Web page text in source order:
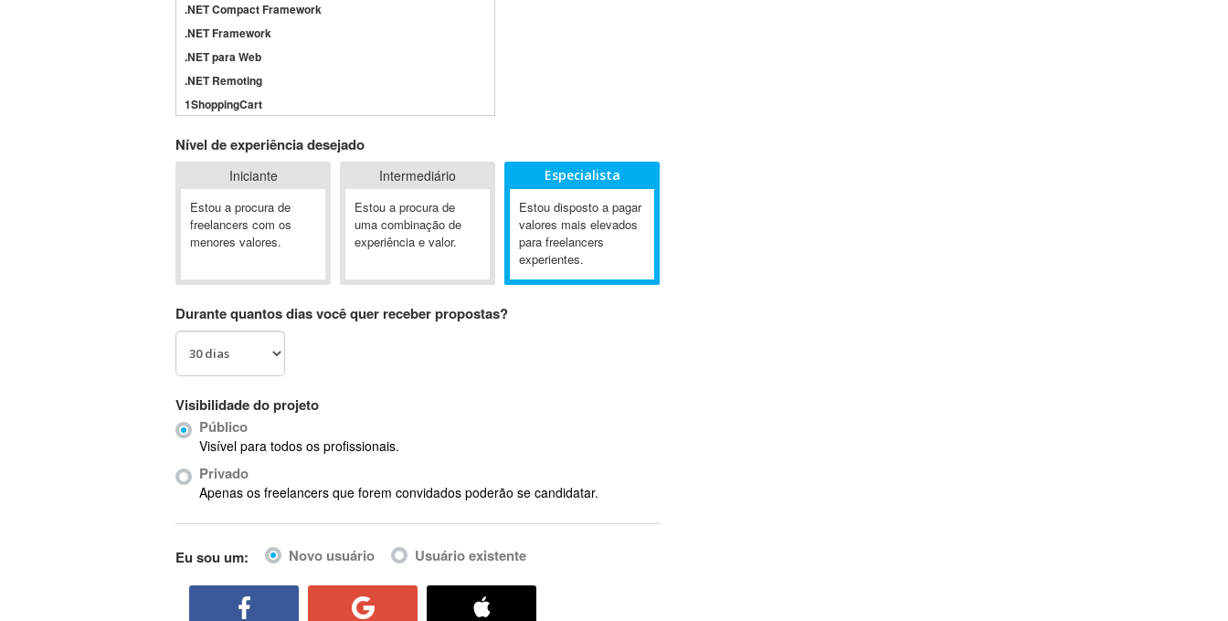
.NET Compact Framework
.NET Framework
.NET para Web
.NET Remoting
1ShoppingCart
3GSM
4D Dimension
802.11
A&P
A-GPS
Ab Initio
ABIS
AbleCommerce
Ableton Live
Abstract Window Toolkit (AWT)
Nível de experiência desejado
Iniciante
Estou a procura de
freelancers com os
menores valores.
Intermediário
Estou a procura de
uma combinação de
experiência e valor.
Especialista
Estou disposto a pagar
valores mais elevados
para freelancers
experientes.
Durante quantos dias você quer receber propostas?
Visibilidade do projeto
Público
Visível para todos os profissionais.
Privado
Apenas os freelancers que forem convidados poderão se candidatar.
Eu sou um: Novo usuário Usuário existente